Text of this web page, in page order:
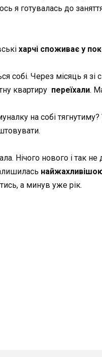
я готувалась до
харчі споживає у
собі. Через місяць я
квартиру переїхали.
на собі тягнутиму?
Нічого нового і так
а минув уже рік.